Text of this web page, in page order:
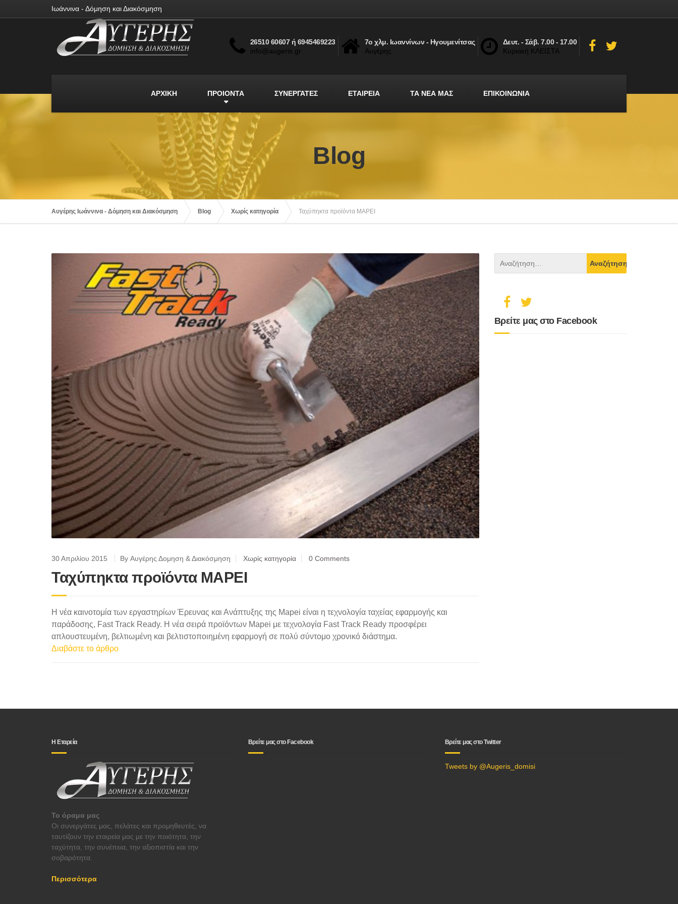
Ιωάννινα - Δόμηση και Διακόσμηση
26510 60607 ή 6945469223
info@augeris.gr
7ο χλμ. Ιωαννίνων - Ηγουμενίτσας
Αυγέρης
Δευτ. - Σάβ. 7.00 - 17.00
Κυριακή ΚΛΕΙΣΤΑ
ΑΡΧΙΚΗ ΠΡΟΙΟΝΤΑ ΣΥΝΕΡΓΑΤΕΣ ΕΤΑΙΡΕΙΑ ΤΑ ΝΕΑ ΜΑΣ ΕΠΙΚΟΙΝΩΝΙΑ
Blog
Αυγέρης Ιωάννινα - Δόμηση και Διακόσμηση Blog Χωρίς κατηγορία Ταχύπηκτα προϊόντα MAPEI
30 Απριλίου 2015 By Αυγέρης Δομηση & Διακόσμηση Χωρίς κατηγορία 0 Comments
Ταχύπηκτα προϊόντα MAPEI
Η νέα καινοτομία των εργαστηρίων Έρευνας και Ανάπτυξης της Mapei είναι η τεχνολογία ταχείας εφαρμογής και
παράδοσης, Fast Track Ready. H νέα σειρά προϊόντων Mapei με τεχνολογία Fast Track Ready προσφέρει
απλουστευμένη, βελτιωμένη και βελτιστοποιημένη εφαρμογή σε πολύ σύντομο χρονικό διάστημα.
Διαβάστε το άρθρο
Βρείτε μας στο Facebook
Η Εταρεία
Το όραμα μας
Οι συνεργάτες μας, πελάτες και προμηθευτές, να
ταυτίζουν την εταιρεία μας με την ποιότητα, την
ταχύτητα, την συνέπεια, την αξιοπιστία και την
σοβαρότητα.
Περισσότερα
Βρείτε μας στο Facebook Βρείτε μας στο Twitter
Tweets by @Augeris_domisi